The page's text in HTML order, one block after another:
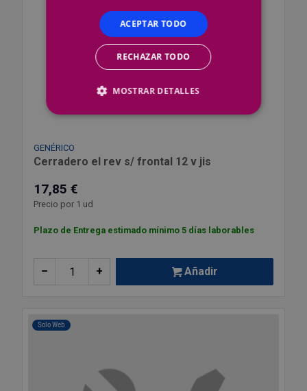
GENÉRICO
Cerradero el rev s/ frontal 12 v jis
17,85 €
Precio por 1 ud
Plazo de Entrega estimado mínimo 5 días laborables
+
– Añadir
Solo Web
ACEPTAR TODO
RECHAZAR TODO
MOSTRAR DETALLES